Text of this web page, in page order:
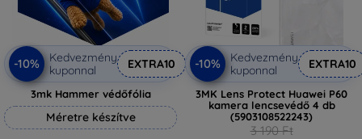
-10%
Kedvezmény
kuponnal
EXTRA10
3mk Hammer védőfólia
Méretre készítve
-10%
Kedvezmény
kuponnal
EXTRA10
3MK Lens Protect Huawei P60
kamera lencsevédő 4 db
(5903108522243)
3 190 Ft